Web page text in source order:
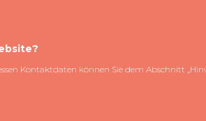
Kontaktdaten können Sie dem Abschnitt